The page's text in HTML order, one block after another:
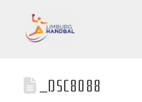
_DSC8088